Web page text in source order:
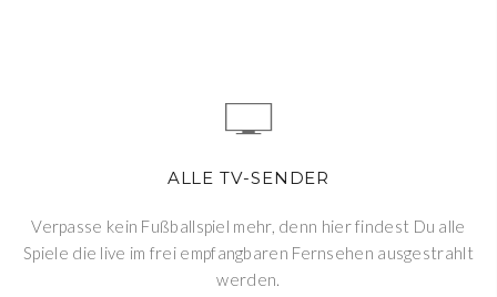
ALLE TV-SENDER
Verpasse kein Fußballspiel mehr, denn hier findest Du alle
Spiele die live im frei empfangbaren Fernsehen ausgestrahlt
werden.